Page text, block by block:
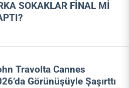
SOKAKLAR FİNAL Mİ
Travolta Cannes
Görünüşüyle Şaşırttı